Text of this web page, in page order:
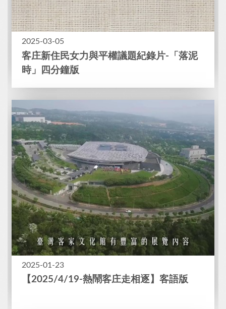
2025-03-05
客庄新住民女力與平權議題紀錄片-「落泥
時」四分鐘版
2025-01-23
【2025/4/19-熱鬧客庄走相逐】客語版